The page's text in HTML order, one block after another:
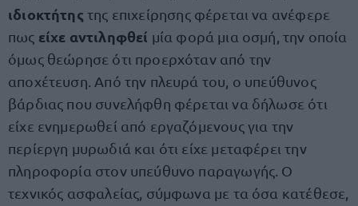
ιδιοκτήτης της επιχείρησης φέρεται να ανέφερε
πως είχε αντιληφθεί μία φορά μια οσμή, την οποία
όμως θεώρησε ότι προερχόταν από την
αποχέτευση. Από την πλευρά του, ο υπεύθυνος
βάρδιας που συνελήφθη φέρεται να δήλωσε ότι
είχε ενημερωθεί από εργαζόμενους για την
περίεργη μυρωδιά και ότι είχε μεταφέρει την
πληροφορία στον υπεύθυνο παραγωγής. Ο
τεχνικός ασφαλείας, σύμφωνα με τα όσα κατέθεσε,